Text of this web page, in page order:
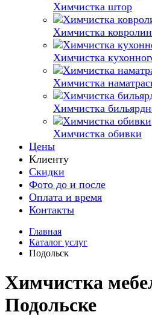
Химчистка штор
Химчистка
Химчистка
Химчистка
Химчистка
Химчистка обивки
Цены
Клиенту
Скидки
Фото до и после
Оплата и время
Контакты
Главная
Каталог услуг
Подольск
Химчистка
Подольске